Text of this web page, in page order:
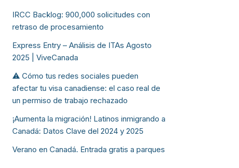
IRCC Backlog: 900,000 solicitudes con
retraso de procesamiento
Express Entry – Análisis de ITAs Agosto
2025 | ViveCanada
⚠️ Cómo tus redes sociales pueden
afectar tu visa canadiense: el caso real de
un permiso de trabajo rechazado
¡Aumenta la migración! Latinos inmigrando a
Canadá: Datos Clave del 2024 y 2025
Verano en Canadá. Entrada gratis a parques